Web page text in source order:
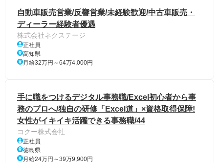
自動車販売営業/反響営業/未経験歓迎/中古車販売・
ディーラー経験者優遇
株式会社ネクステージ
正社員
高知県
月給32万円～64万4,000円
手に職をつけるデジタル事務職/Excel初心者から事
務のプロへ/独自の研修「Excel道」×資格取得保障!
女性がイキイキ活躍できる事務職/44
コクー株式会社
正社員
徳島県
月給24万円～39万9,900円